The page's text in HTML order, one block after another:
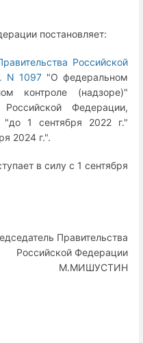
постановляет:
Российской
N 1097 "О федеральном
контроле (надзоре)"
Российской Федерации,
1 сентября 2022 г."
2024 г.".
в силу с 1 сентября
Правительства
Российской Федерации
М.МИШУСТИН